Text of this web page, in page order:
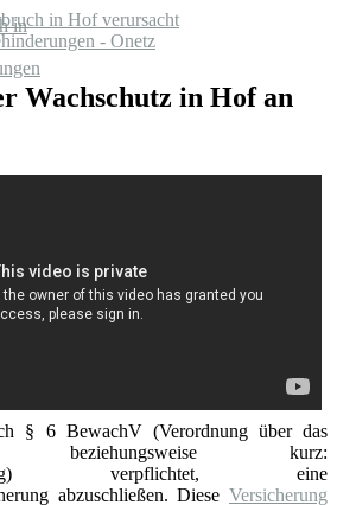
in Hof verursacht
- Onetz
Wachschutz in Hof an
§ 6 BewachV (Verordnung über das
beziehungsweise kurz:
verpflichtet, eine
abzuschließen. Diese Versicherung